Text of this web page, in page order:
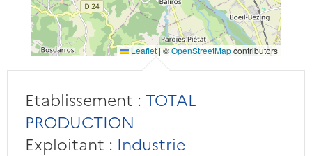
Leaflet |©OpenStreetMapcontributors
Etablissement : TOTAL
PRODUCTION
Exploitant : Industrie